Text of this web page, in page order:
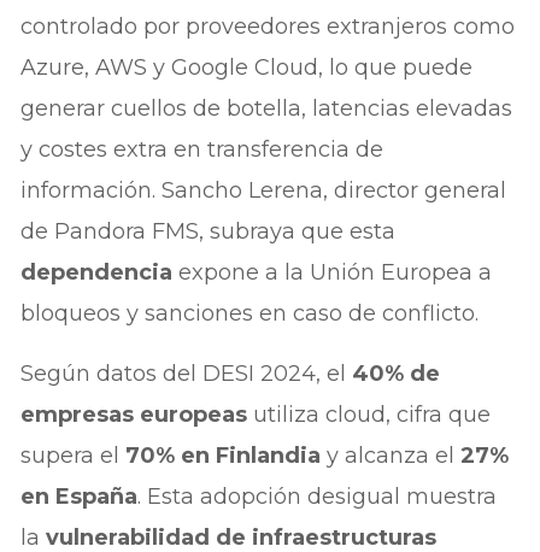
controlado por proveedores extranjeros como
Azure, AWS y Google Cloud, lo que puede
generar cuellos de botella, latencias elevadas
y costes extra en transferencia de
información. Sancho Lerena, director general
de Pandora FMS, subraya que esta
dependencia expone a la Unión Europea a
bloqueos y sanciones en caso de conflicto.
Según datos del DESI 2024, el 40% de
empresas europeas utiliza cloud, cifra que
supera el 70% en Finlandia y alcanza el27%
en España. Esta adopción desigual muestra
lavulnerabilidad de infraestructuras